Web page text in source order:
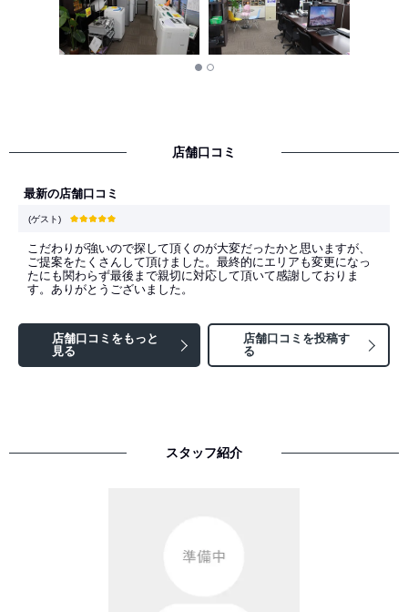
店舗口コミ
最新の店舗口コミ
(ゲスト)
こだわりが強いので探して頂くのが大変だったかと思いますが、
ご提案をたくさんして頂けました。最終的にエリアも変更になっ
たにも関わらず最後まで親切に対応して頂いて感謝しておりま
す。ありがとうございました。
店舗口コミをもっと
見る
店舗口コミを投稿す
る
スタッフ紹介